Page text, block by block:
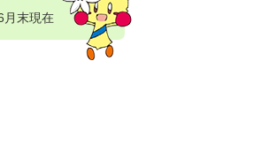
月末現在